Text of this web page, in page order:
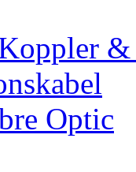
&
Optic